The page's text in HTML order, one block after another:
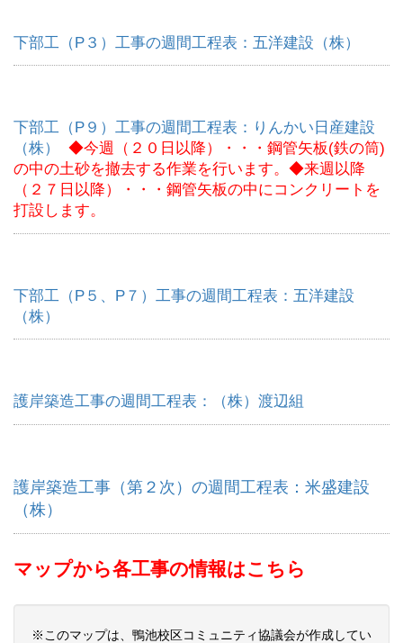
下部工（P３）工事の週間工程表：五洋建設（株）
下部工（P９）工事の週間工程表：りんかい日産建設
（株）
◆今週（２０日以降）・・・鋼管矢板(鉄の筒)
の中の土砂を撤去する作業を行います。◆来週以降
（２７日以降）・・・鋼管矢板の中にコンクリートを
打設します。
下部工（P５、P７）工事の週間工程表：五洋建設
（株）
護岸築造工事の週間工程表：（株）渡辺組
護岸築造工事（第２次）の週間工程表：米盛建設
（株）
マップから各工事の情報はこちら
※このマップは、鴨池校区コミュニティ協議会が作成してい